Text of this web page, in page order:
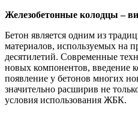
Железобетонные колодцы –
Бетон является одним из
материалов, используемых на
десятилетий. Современные
новых компонентов, введение
появление у бетонов многих
значительно расширив не
условия использования ЖБК.